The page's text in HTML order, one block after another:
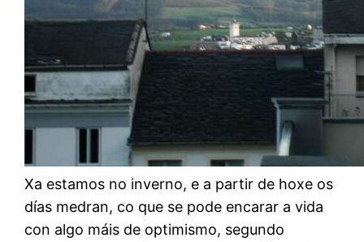
Xa estamos no inverno, e a partir de hoxe os
días medran, co que se pode encarar a vida
con algo máis de optimismo, segundo